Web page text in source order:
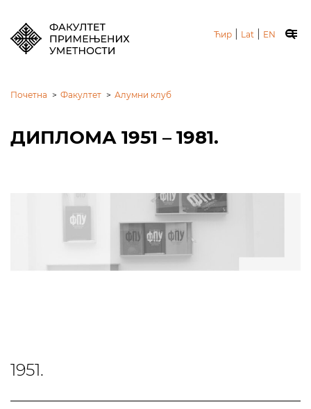
Ћир Lat EN
Почетна > Факултет > Алумни клуб
ДИПЛОМА 1951 – 1981.
1951.